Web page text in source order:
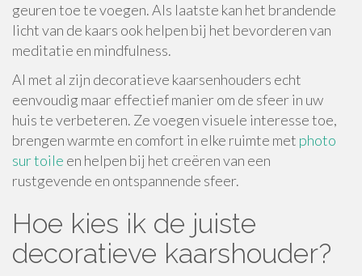
geuren toe te voegen. Als laatste kan het brandende
licht van de kaars ook helpen bij het bevorderen van
meditatie en mindfulness.
Al met al zijn decoratieve kaarsenhouders echt
eenvoudig maar effectief manier om de sfeer in uw
huis te verbeteren. Ze voegen visuele interesse toe,
brengen warmte en comfort in elke ruimte met photo
sur toile en helpen bij het creëren van een
rustgevende en ontspannende sfeer.
Hoe kies ik de juiste
decoratieve kaarshouder?